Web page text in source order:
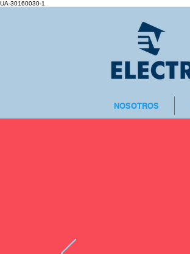
UA-30160030-1
NOSOTROS